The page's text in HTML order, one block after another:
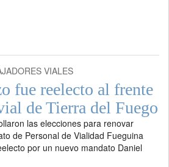
VIALES
fue reelecto al frente
de Tierra del Fuego
las elecciones para renovar
de Personal de Vialidad Fueguina
por un nuevo mandato Daniel